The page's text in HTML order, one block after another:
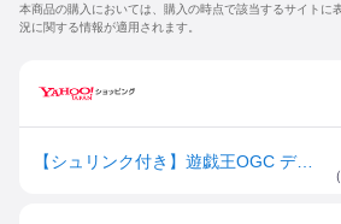
本商品の購入においては、購入の時点で該当するサイトに
況に関する情報が適用されます。
【シュリンク付き】遊戯王OGC デュエルモンスターズ QUARTER CENTURY ART COLLECTION クォーターセンチュリーアートコレクション 未開封BOX
（